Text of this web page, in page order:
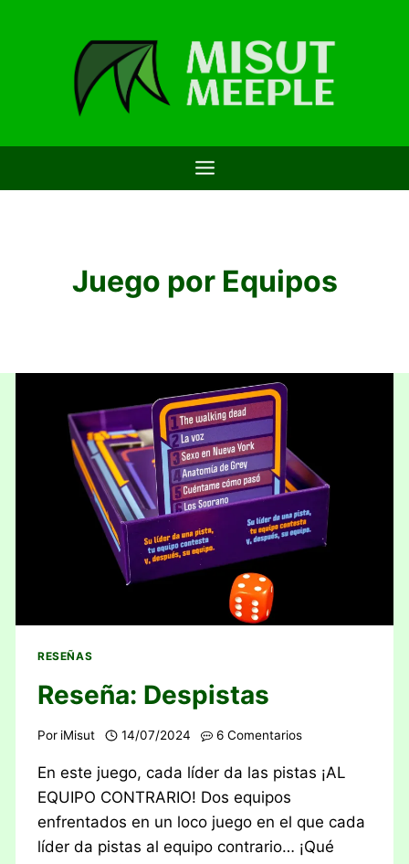
Juego por Equipos
RESEÑAS
Reseña: Despistas
Por iMisut 14/07/2024 6 Comentarios
En este juego, cada líder da las pistas ¡AL
EQUIPO CONTRARIO! Dos equipos
enfrentados en un loco juego en el que cada
líder da pistas al equipo contrario… ¡Qué